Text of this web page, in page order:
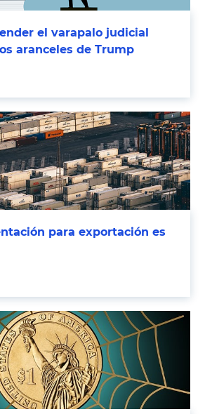
el varapalo judicial
aranceles de Trump
para exportación es